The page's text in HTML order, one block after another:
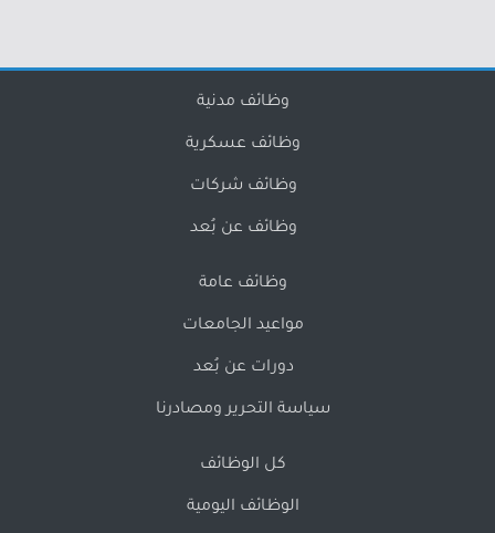
وظائف مدنية
وظائف عسكرية
وظائف شركات
وظائف عن بُعد
وظائف عامة
مواعيد الجامعات
دورات عن بُعد
سياسة التحرير ومصادرنا
كل الوظائف
الوظائف اليومية